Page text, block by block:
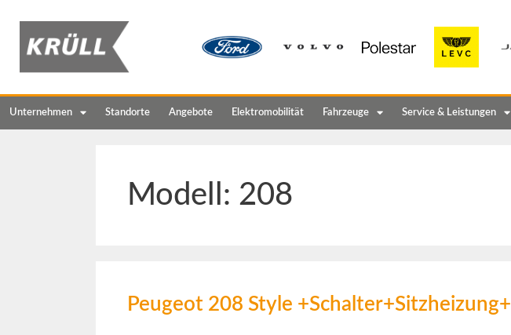
Unternehmen Standorte Angebote Elektromobilität Fahrzeuge Service & Leistungen
Modell: 208
Peugeot 208 Style +Schalter+Sitzheizung+